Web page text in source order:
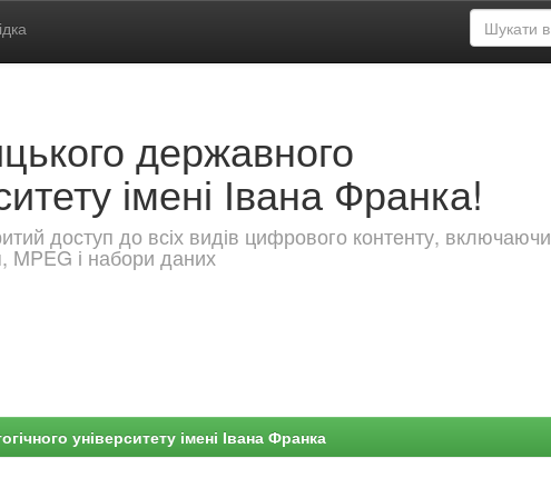
державного
імені Івана Франка!
доступ до всіх видів цифрового контенту, включаючи
MPEG і набори даних
університету імені Івана Франка